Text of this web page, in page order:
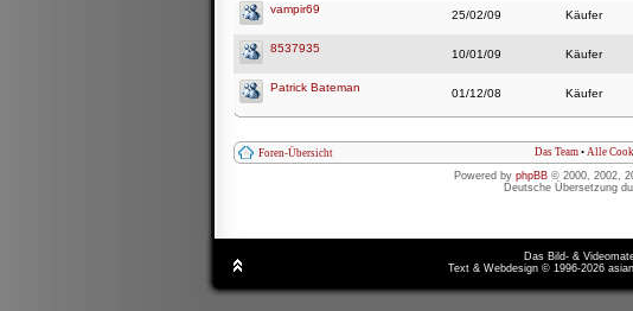
vampir69 25/02/09 Käufer
8537935 10/01/09 Käufer
Patrick Bateman 01/12/08 Käufer
Foren-Übersicht Das Team • Alle
Powered by phpBB © 2000, 2002,
Deutsche Übersetzung
Das Bild- &
Text & Webdesign © 1996-2026